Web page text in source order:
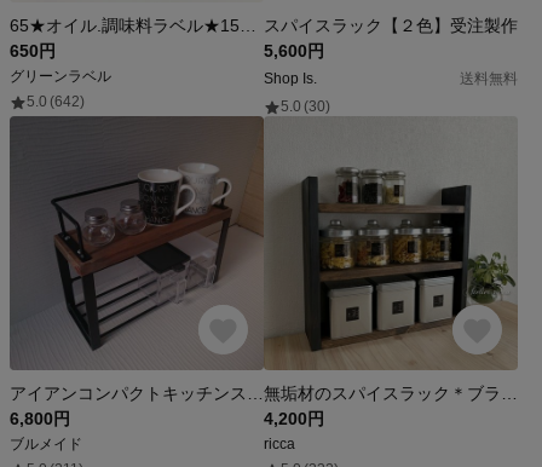
650円
グリーンラベル
5.0 (642)
スパイスラック【２色】受注製作
5,600円
Shop Is.
送料無料
5.0 (30)
6,800円
ブルメイド
4,200円
ricca